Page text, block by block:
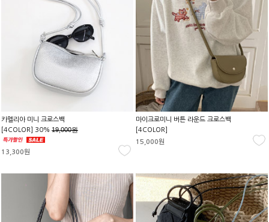
카멜리아 미니 크로스백
[4COLOR] 30% 19,000원
13,300원
마이크로미니 버튼 라운드 크로스백
[4COLOR]
15,000원